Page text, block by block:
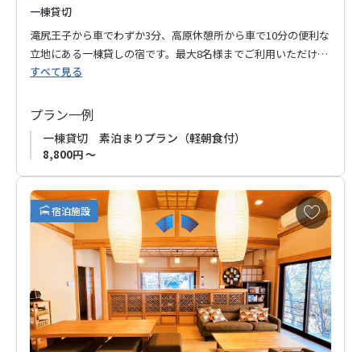
一棟貸切
滝尻王子から車でわずか3分、高原休憩所から車で10分の便利な
立地にある一棟貸しの宿です。最大8名様までご利用いただける
プライベート空間は、熊野古道歩きに最適な拠点として多くの
ほか、近隣への夕食買い出しの送迎もご提供。石船川のせせら
ぎと豊かな自然に包まれながら、ゆったりとした時間をお過ご
しください。グループ旅行やファミリー旅行に最適なプライベ
ート空間で、思い出に残るひとときをどうぞ。
すべて見る
プラン一例
一棟貸切 素泊まりプラン（軽朝食付）
8,800円 ～
宿泊施設
お
気
入
り
に
追
加